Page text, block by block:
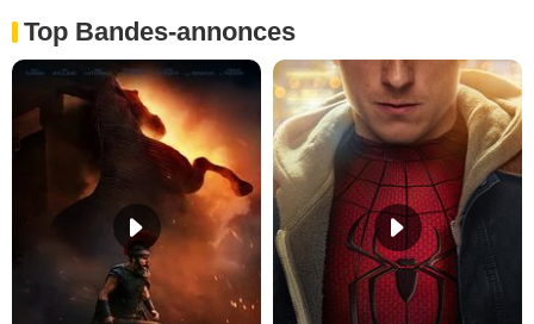
Top Bandes-annonces